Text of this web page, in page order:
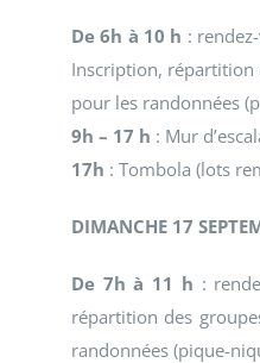
De 6h à 10 h :
Inscription, répartition
pour les randonnées
9h – 17 h : Mur
17h : Tombola (lots
DIMANCHE 17
De 7h à 11 h :
répartition des
randonnées (pique-